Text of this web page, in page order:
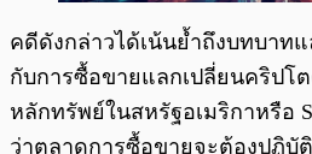
คดีดังกล่าวได้เน้นย้ำถึงบทบาท
กับการซื้อขายแลกเปลี่ยนคริปโ
หลักทรัพย์ในสหรัฐอเมริกาหรือ
ว่าตลาดการซื้อขายจะต้องปฏิบั